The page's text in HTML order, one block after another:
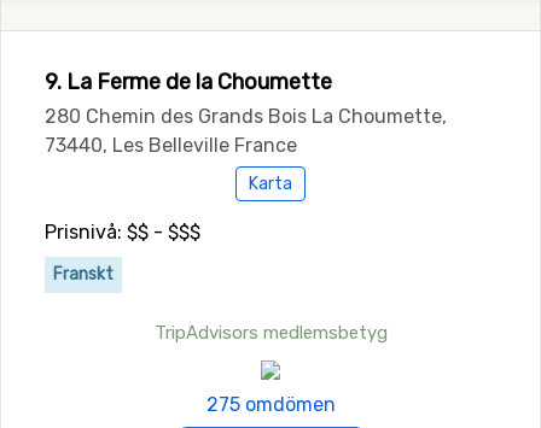
9. La Ferme de la Choumette
280 Chemin des Grands Bois La Choumette,
73440, Les Belleville France
Karta
Prisnivå: $$ - $$$
Franskt
TripAdvisors medlemsbetyg
275 omdömen